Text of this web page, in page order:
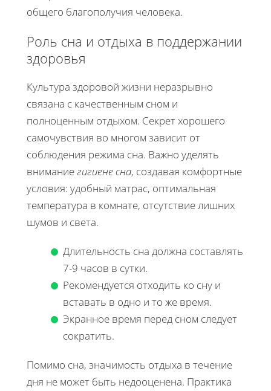
общего благополучия человека.
Роль сна и отдыха в поддержании
здоровья
Культура здоровой жизни неразрывно
связана с качественным сном и
полноценным отдыхом. Секрет хорошего
самочувствия во многом зависит от
соблюдения режима сна. Важно уделять
вниманиегигиене сна, создавая комфортные
условия: удобный матрас, оптимальная
температура в комнате, отсутствие лишних
шумов и света.
Длительность сна должна составлять
7-9 часов в сутки.
Рекомендуется отходить ко сну и
вставать в одно и то же время.
Экранное время перед сном следует
сократить.
Помимо сна, значимость отдыха в течение
дня не может быть недооценена. Практика